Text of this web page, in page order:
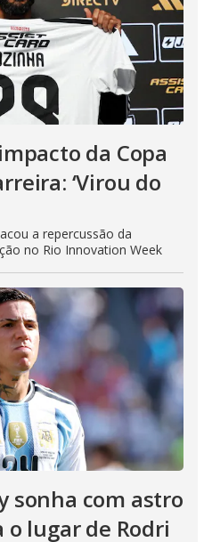
da Copa
‘Virou do
a repercussão da
no Rio Innovation Week
sonha com astro
o lugar de Rodri